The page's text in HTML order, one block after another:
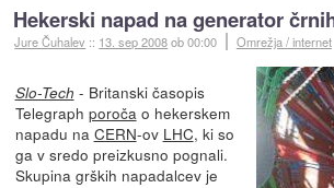
Hekerski napad na generator
Jure Čuhalev :: 13. sep 2008ob 00:00 Omrežja / internet
Slo-Tech - Britanski časopis
Telegraph poroča o hekerskem
napadu na CERN-ov LHC, ki so
ga v sredo preizkusno pognali.
Skupina grških napadalcev je